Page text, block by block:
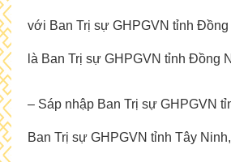
với Ban Trị sự GHPGVN tỉnh
là Ban Trị sự GHPGVN tỉnh Đồng
– Sáp nhập Ban Trị sự GHPGVN
Ban Trị sự GHPGVN tỉnh Tây